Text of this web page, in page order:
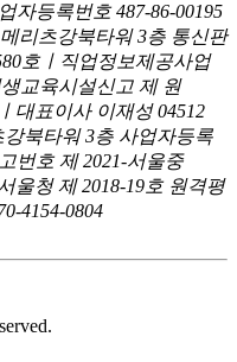
자등록번호 487-86-00195
리츠강북타워 3층 통신판
호ㅣ직업정보제공사업
교육시설신고 제 원
대표이사 이재성 04512
북타워 3층 사업자등록
번호 제 2021-서울중
울청 제 2018-19호 원격평
4154-0804